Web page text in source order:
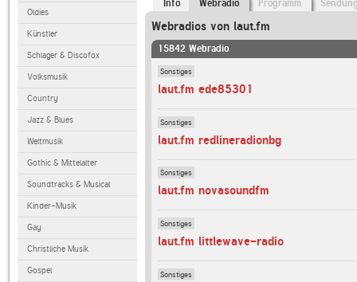
Oldies
Künstler
Schlager & Discofox
Volksmusik
Country
Jazz & Blues
Weltmusik
Gothic & Mittelalter
Soundtracks & Musical
Kinder-Musik
Gay
Christliche Musik
Gospel
Info Webradio Programm
Webradios von laut.fm
15842 Webradio
Sonstiges
laut.fm ede85301
Sonstiges
laut.fm redlineradionbg
Sonstiges
laut.fm novasoundfm
Sonstiges
laut.fm littlewave-radio
Sonstiges